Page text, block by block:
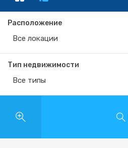
Расположение
Все локации
Тип недвижимости
Все типы